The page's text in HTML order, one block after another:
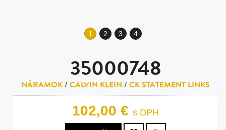
1 2 3 4
35000748
NÁRAMOK/CALVIN KLEIN /CK STATEMENT LINKS
102,00 € s DPH